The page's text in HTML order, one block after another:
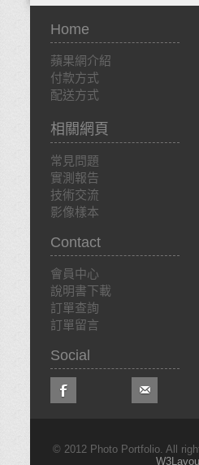
Home
蘋果網介紹
付款方式
配送方式
相關網頁
常見問題
實測報告
技術交流
影像樣本
Contact
會員中心
說明書下載
訂單查詢
訂單留言
Social
© 2012 Photo Portfolio. All